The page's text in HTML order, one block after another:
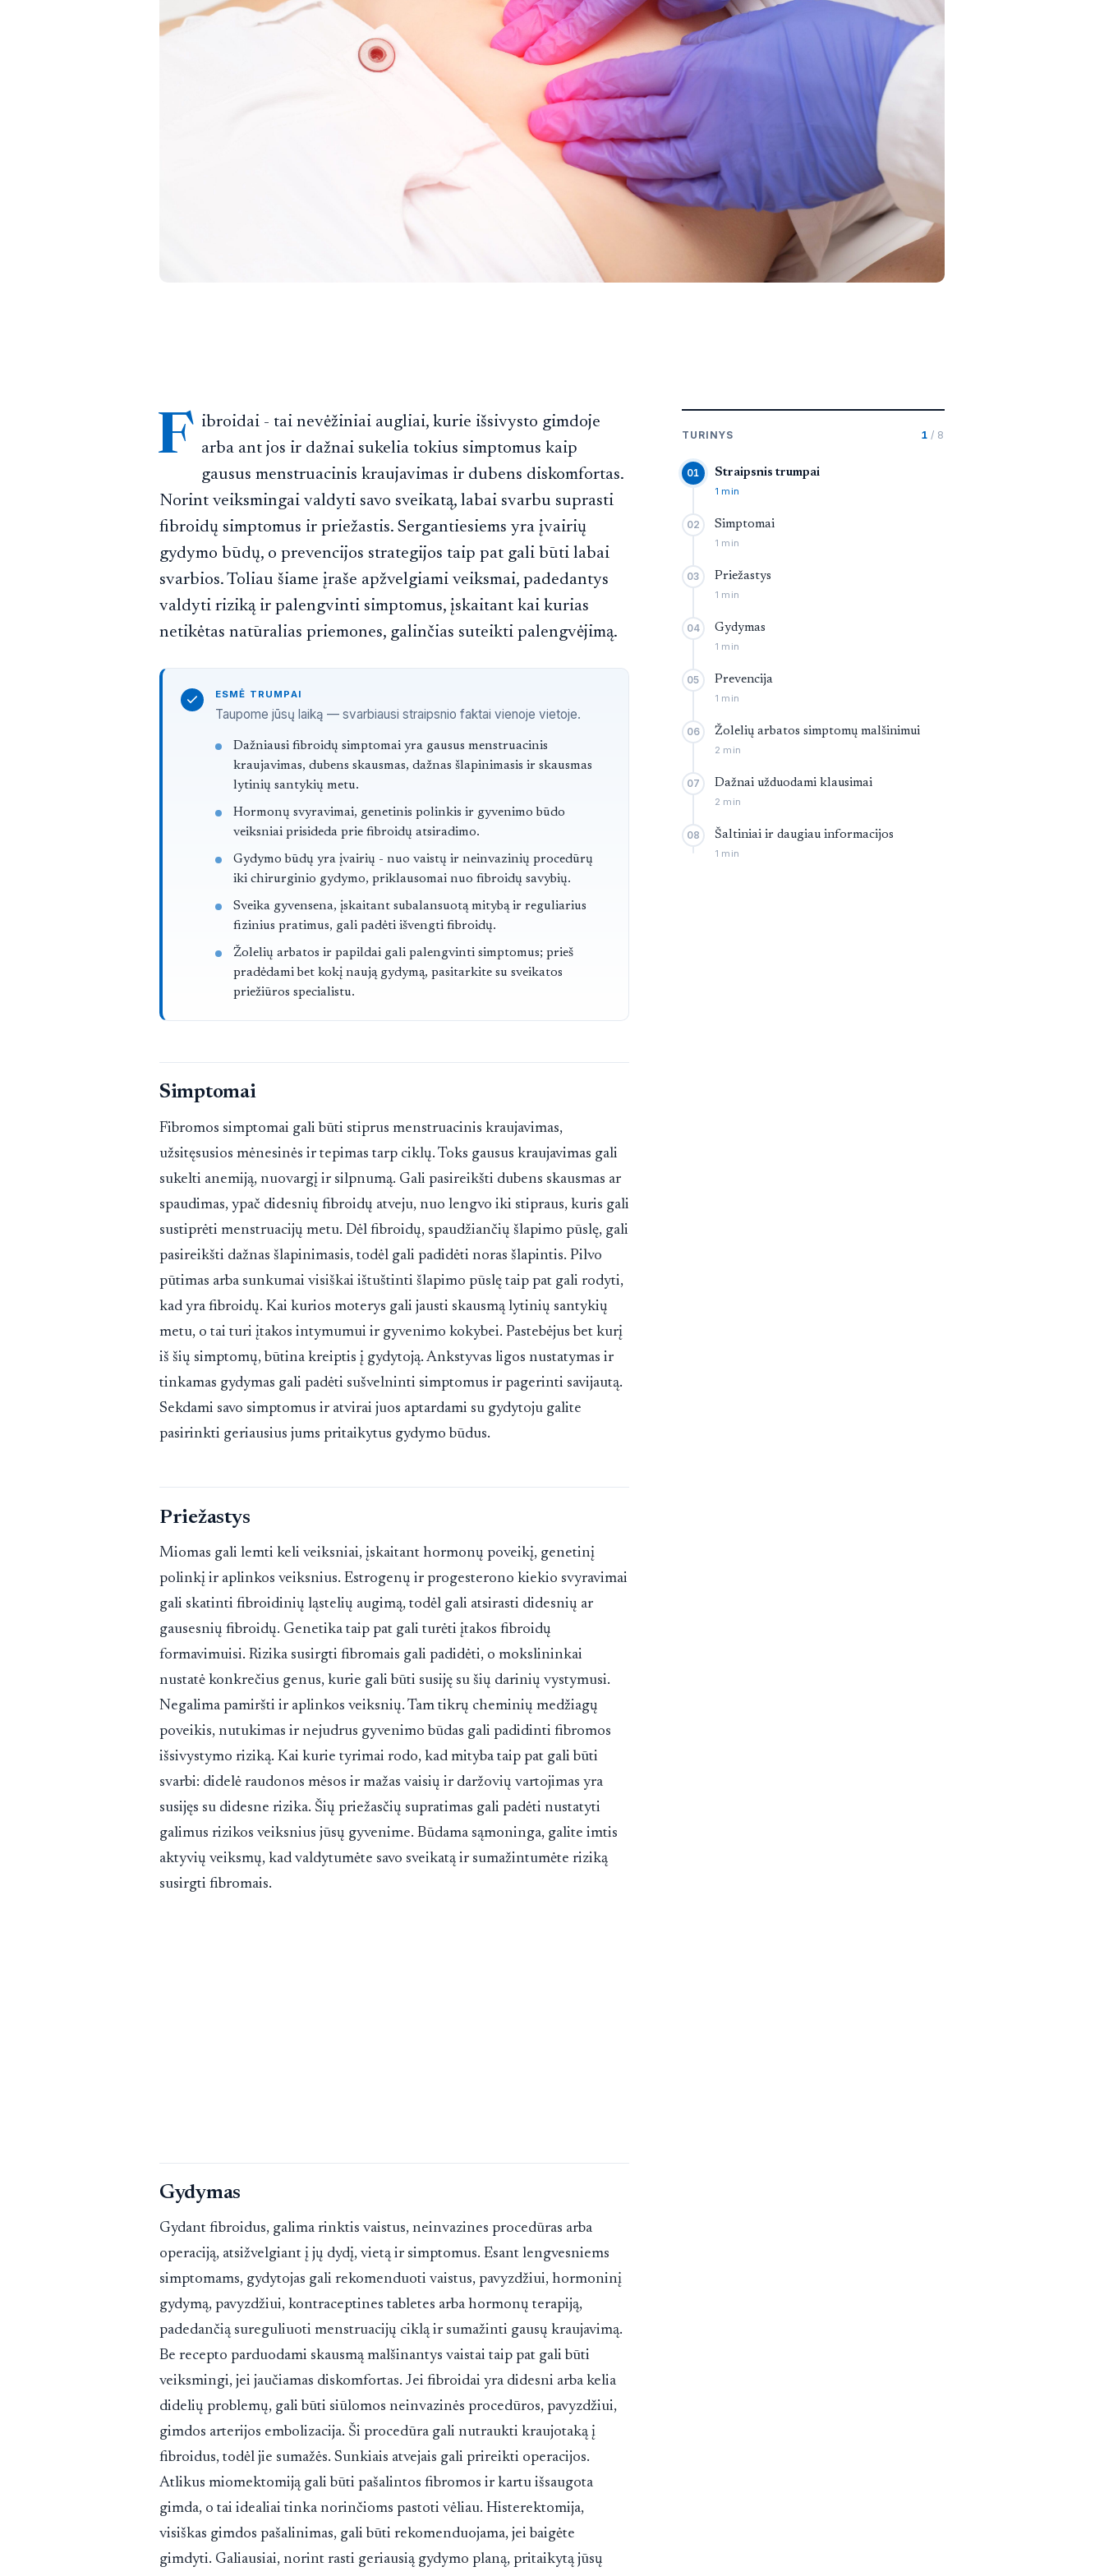
F ibroidai - tai nevėžiniai augliai, kurie išsivysto gimdoje
arba ant jos ir dažnai sukelia tokius simptomus kaip
gausus menstruacinis kraujavimas ir dubens diskomfortas.
Norint veiksmingai valdyti savo sveikatą, labai svarbu suprasti
fibroidų simptomus ir priežastis. Sergantiesiems yra įvairių
gydymo būdų, o prevencijos strategijos taip pat gali būti labai
svarbios. Toliau šiame įraše apžvelgiami veiksmai, padedantys
valdyti riziką ir palengvinti simptomus, įskaitant kai kurias
netikėtas natūralias priemones, galinčias suteikti palengvėjimą.
ESMĖ TRUMPAI
Taupome jūsų laiką — svarbiausi straipsnio faktai vienoje vietoje.
Straipsnis trumpai
Dažniausi fibroidų simptomai yra gausus menstruacinis
kraujavimas, dubens skausmas, dažnas šlapinimasis ir skausmas
lytinių santykių metu.
Hormonų svyravimai, genetinis polinkis ir gyvenimo būdo
veiksniai prisideda prie fibroidų atsiradimo.
Gydymo būdų yra įvairių - nuo vaistų ir neinvazinių procedūrų
iki chirurginio gydymo, priklausomai nuo fibroidų savybių.
Sveika gyvensena, įskaitant subalansuotą mitybą ir reguliarius
fizinius pratimus, gali padėti išvengti fibroidų.
Žolelių arbatos ir papildai gali palengvinti simptomus; prieš
pradėdami bet kokį naują gydymą, pasitarkite su sveikatos
priežiūros specialistu.
Simptomai
Fibromos simptomai gali būti stiprus menstruacinis kraujavimas,
užsitęsusios mėnesinės ir tepimas tarp ciklų. Toks gausus kraujavimas gali
sukelti anemiją, nuovargį ir silpnumą. Gali pasireikšti dubens skausmas ar
spaudimas, ypač didesnių fibroidų atveju, nuo lengvo iki stipraus, kuris gali
sustiprėti menstruacijų metu. Dėl fibroidų, spaudžiančių šlapimo pūslę, gali
pasireikšti dažnas šlapinimasis, todėl gali padidėti noras šlapintis. Pilvo
pūtimas arba sunkumai visiškai ištuštinti šlapimo pūslę taip pat gali rodyti,
kad yra fibroidų. Kai kurios moterys gali jausti skausmą lytinių santykių
metu, o tai turi įtakos intymumui ir gyvenimo kokybei. Pastebėjus bet kurį
iš šių simptomų, būtina kreiptis į gydytoją. Ankstyvas ligos nustatymas ir
tinkamas gydymas gali padėti sušvelninti simptomus ir pagerinti savijautą.
Sekdami savo simptomus ir atvirai juos aptardami su gydytoju galite
pasirinkti geriausius jums pritaikytus gydymo būdus.
Priežastys
Miomas gali lemti keli veiksniai, įskaitant hormonų poveikį, genetinį
polinkį ir aplinkos veiksnius. Estrogenų ir progesterono kiekio svyravimai
gali skatinti fibroidinių ląstelių augimą, todėl gali atsirasti didesnių ar
gausesnių fibroidų. Genetika taip pat gali turėti įtakos fibroidų
formavimuisi. Rizika susirgti fibromais gali padidėti, o mokslininkai
nustatė konkrečius genus, kurie gali būti susiję su šių darinių vystymusi.
Negalima pamiršti ir aplinkos veiksnių. Tam tikrų cheminių medžiagų
poveikis, nutukimas ir nejudrus gyvenimo būdas gali padidinti fibromos
išsivystymo riziką. Kai kurie tyrimai rodo, kad mityba taip pat gali būti
svarbi: didelė raudonos mėsos ir mažas vaisių ir daržovių vartojimas yra
susijęs su didesne rizika. Šių priežasčių supratimas gali padėti nustatyti
galimus rizikos veiksnius jūsų gyvenime. Būdama sąmoninga, galite imtis
aktyvių veiksmų, kad valdytumėte savo sveikatą ir sumažintumėte riziką
susirgti fibromais.
Gydymas
Gydant fibroidus, galima rinktis vaistus, neinvazines procedūras arba
operaciją, atsižvelgiant į jų dydį, vietą ir simptomus. Esant lengvesniems
simptomams, gydytojas gali rekomenduoti vaistus, pavyzdžiui, hormoninį
gydymą, pavyzdžiui, kontraceptines tabletes arba hormonų terapiją,
padedančią sureguliuoti menstruacijų ciklą ir sumažinti gausų kraujavimą.
Be recepto parduodami skausmą malšinantys vaistai taip pat gali būti
veiksmingi, jei jaučiamas diskomfortas. Jei fibroidai yra didesni arba kelia
didelių problemų, gali būti siūlomos neinvazinės procedūros, pavyzdžiui,
gimdos arterijos embolizacija. Ši procedūra gali nutraukti kraujotaką į
fibroidus, todėl jie sumažės. Sunkiais atvejais gali prireikti operacijos.
Atlikus miomektomiją gali būti pašalintos fibromos ir kartu išsaugota
gimda, o tai idealiai tinka norinčioms pastoti vėliau. Histerektomija,
visiškas gimdos pašalinimas, gali būti rekomenduojama, jei baigėte
gimdyti. Galiausiai, norint rasti geriausią gydymo planą, pritaikytą jūsų
TURINYS 1 / 8
01 Straipsnis trumpai
1 min
02 Simptomai
1 min
03 Priežastys
1 min
04 Gydymas
1 min
05 Prevencija
1 min
06 Žolelių arbatos simptomų malšinimui
2 min
07 Dažnai užduodami klausimai
2 min
08 Šaltiniai ir daugiau informacijos
1 min